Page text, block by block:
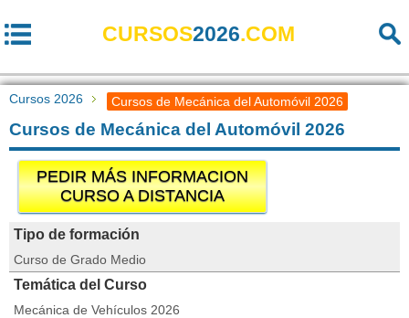
CURSOS2026.COM
Cursos 2026 Cursos de Mecánica del Automóvil 2026
Cursos de Mecánica del Automóvil 2026
PEDIR MÁS INFORMACION
CURSO A DISTANCIA
Tipo de formación
Curso de Grado Medio
Temática del Curso
Mecánica de Vehículos 2026